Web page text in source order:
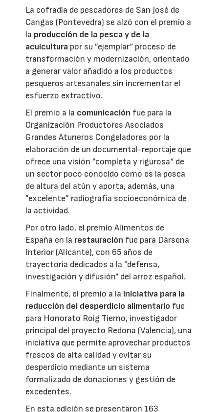
La cofradía de pescadores de San José de
Cangas (Pontevedra) se alzó con el premio a
la producción de la pesca y de la
acuicultura por su ”ejemplar“ proceso de
transformación y modernización, orientado
a generar valor añadido a los productos
pesqueros artesanales sin incrementar el
esfuerzo extractivo.
El premio a la comunicación fue para la
Organización Productores Asociados
Grandes Atuneros Congeladores por la
elaboración de un documental-reportaje que
ofrece una visión ”completa y rigurosa“ de
un sector poco conocido como es la pesca
de altura del atún y aporta, además, una
”excelente” radiografía socioeconómica de
la actividad.
Por otro lado, el premio Alimentos de
España en la restauración fue para Dársena
Interior (Alicante), con 65 años de
trayectoria dedicados a la "defensa,
investigación y difusión" del arroz español.
Finalmente, el premio a la iniciativa para la
reducción del desperdicio alimentario fue
para Honorato Roig Tierno, investigador
principal del proyecto Redona (Valencia), una
iniciativa que permite aprovechar productos
frescos de alta calidad y evitar su
desperdicio mediante un sistema
formalizado de donaciones y gestión de
excedentes.
En esta edición se presentaron 163